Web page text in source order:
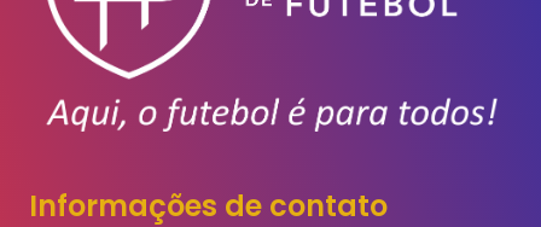
Informações de contato